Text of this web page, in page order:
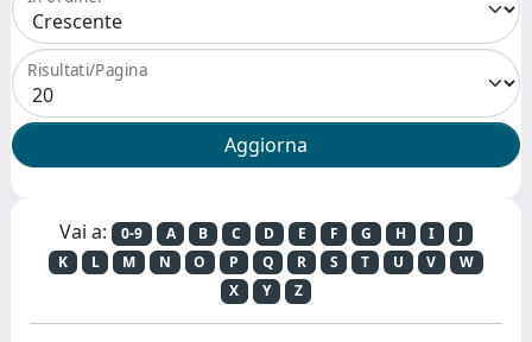
Risultati/Pagina
Vai a: 0-9 A B C D E F G H I
J
K
L M N O P Q R S T U V
W
X
Y Z